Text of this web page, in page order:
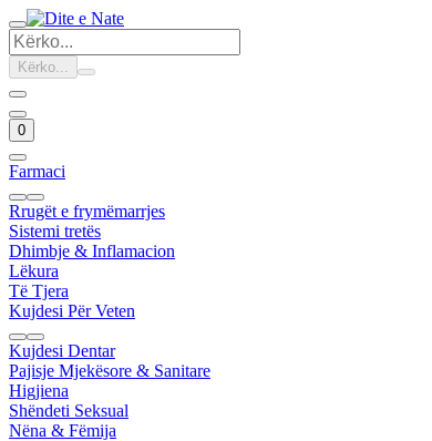
Kërko...
0
Farmaci
Rrugët e frymëmarrjes
Sistemi tretës
Dhimbje & Inflamacion
Lëkura
Të Tjera
Kujdesi Për Veten
Kujdesi Dentar
Pajisje Mjekësore & Sanitare
Higjiena
Shëndeti Seksual
Nëna & Fëmija